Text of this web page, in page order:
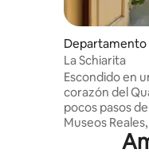
La Schiarita
Escondido en
corazón del
pocos pasos
Museos
mercado de
innumerables